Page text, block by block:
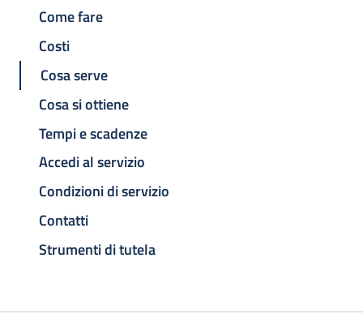
Come fare
Costi
Cosa serve
Cosa si ottiene
Tempi e scadenze
Accedi al servizio
Condizioni di servizio
Contatti
Strumenti di tutela